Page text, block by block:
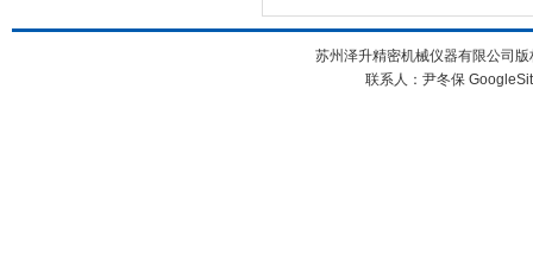
苏州泽升精密机械仪器有限公司
联系人：尹冬保